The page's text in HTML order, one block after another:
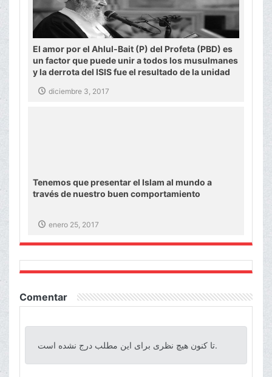
El amor por el Ahlul-Bait (P) del Profeta (PBD) es
un factor que puede unir a todos los musulmanes
y la derrota del ISIS fue el resultado de la unidad
diciembre 3, 2017
Tenemos que presentar el Islam al mundo a
través de nuestro buen comportamiento
enero 25, 2017
Comentar
تا کنون هیچ نظری برای این مطلب درج نشده است.